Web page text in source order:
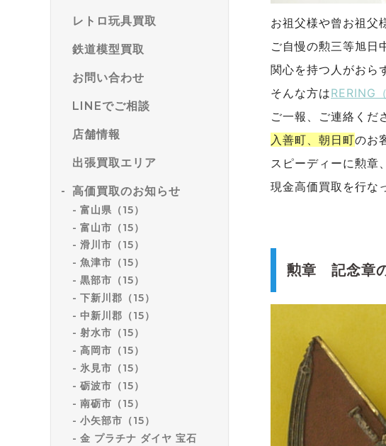
レトロ玩具買取
鉄道模型買取
お問い合わせ
LINEでご相談
店舗情報
出張買取エリア
高価買取のお知らせ
富山県（15）
富山市（15）
滑川市（15）
魚津市（15）
黒部市（15）
下新川郡（15）
中新川郡（15）
射水市（15）
高岡市（15）
氷見市（15）
砺波市（15）
南砺市（15）
小矢部市（15）
金 プラチナ ダイヤ 宝石
お祖父様や曾お祖父
ご自慢の勲三等旭日
関心を持つ人がおら
そんな方はRERING
ご一報、ご連絡 くだ
入善町、朝日町のお
スピーディーに勲章
現金高価買取を行な
勲章 記念章